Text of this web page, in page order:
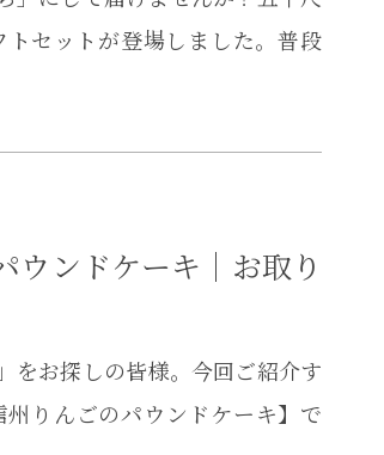
セットが登場しました。普段
ウンドケーキ｜お取り
をお探しの皆様。今回ご紹介す
りんごのパウンドケーキ】で